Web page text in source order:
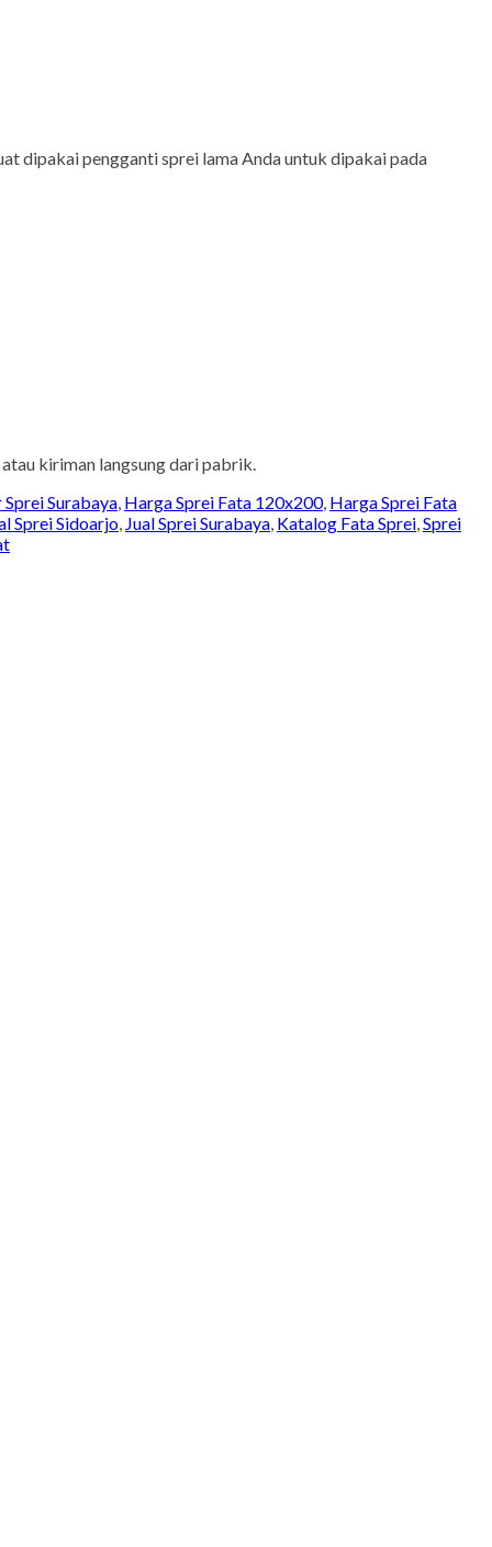
dipakai pengganti sprei lama Anda untuk dipakai pada
kiriman langsung dari pabrik.
Surabaya, Harga Sprei Fata 120x200, Harga Sprei Fata
Sprei Sidoarjo, Jual Sprei Surabaya, Katalog Fata Sprei,Sprei